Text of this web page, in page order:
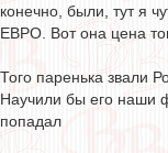
конечно, были, тут я
ЕВРО. Вот она цена
Того паренька звали
Научили бы его наши
попадал